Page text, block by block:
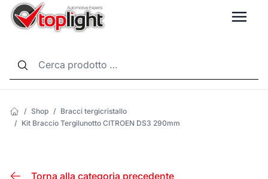
/ Shop / Bracci tergicristallo
/ Kit Braccio Tergilunotto CITROEN DS3 290mm
Torna alla categoria precedente